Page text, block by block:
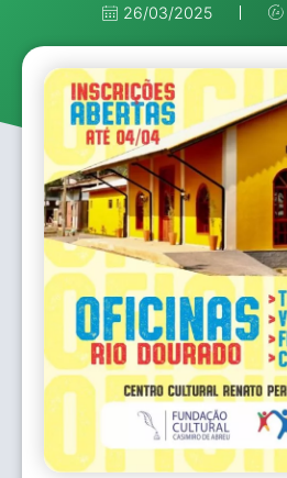
26/03/2025